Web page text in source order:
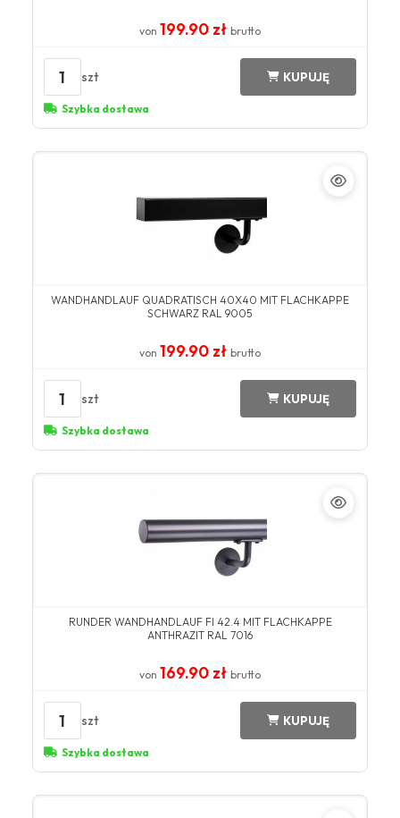
von 199.90 zł brutto
1 szt KUPUJĘ
Szybka dostawa
WANDHANDLAUF QUADRATISCH 40X40 MIT FLACHKAPPE
SCHWARZ RAL 9005
von 199.90 zł brutto
1 szt KUPUJĘ
Szybka dostawa
RUNDER WANDHANDLAUF FI 42.4 MIT FLACHKAPPE
ANTHRAZIT RAL 7016
von 169.90 zł brutto
1 szt KUPUJĘ
Szybka dostawa